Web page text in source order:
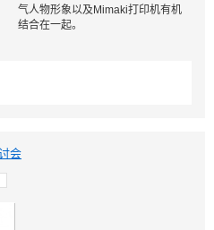
气人物形象以及Mimaki打印机有机
结合在一起。
会